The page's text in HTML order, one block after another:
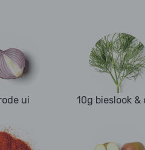
ui 10g bieslook &